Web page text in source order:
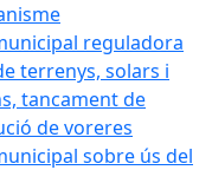
reguladora
terrenys, solars i
tancament de
de voreres
sobre ús del